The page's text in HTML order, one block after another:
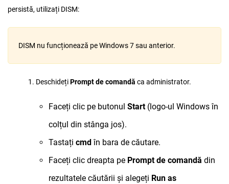
persistă, utilizați DISM:
DISM nu funcționează pe Windows 7 sau anterior.
1. DeschidețiPrompt de comandă ca administrator.
Faceți clic pe butonul Start(logo-ul Windows în
colțul din stânga jos).
Tastați cmdîn bara de căutare.
Faceți clic dreapta pe Prompt de comandă din
rezultatele căutării și alegeți Run as